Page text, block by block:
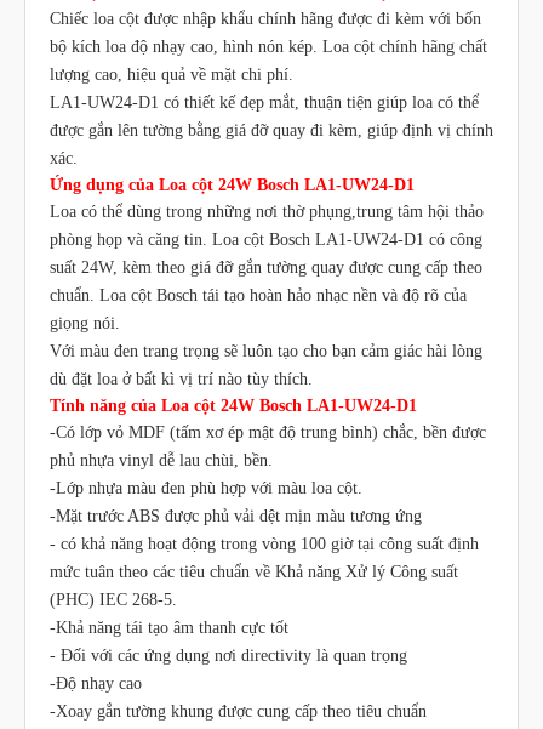
Chiếc loa cột được nhập khẩu chính hãng được đi kèm với bốn
bộ kích loa độ nhạy cao, hình nón kép. Loa cột chính hãng chất
lượng cao, hiệu quả về mặt chi phí.
LA1-UW24-D1 có thiết kế đẹp mắt, thuận tiện giúp loa có thể
được gắn lên tường bằng giá đỡ quay đi kèm, giúp định vị chính
xác.
Ứng dụng của Loa cột 24W Bosch LA1-UW24-D1
Loa có thể dùng trong những nơi thờ phụng,trung tâm hội thảo
phòng họp và căng tin. Loa cột Bosch LA1-UW24-D1 có công
suất 24W, kèm theo giá đỡ gắn tường quay được cung cấp theo
chuẩn. Loa cột Bosch tái tạo hoàn hảo nhạc nền và độ rõ của
giọng nói.
Với màu đen trang trọng sẽ luôn tạo cho bạn cảm giác hài lòng
dù đặt loa ở bất kì vị trí nào tùy thích.
Tính năng của Loa cột 24W Bosch LA1-UW24-D1
-Có lớp vỏ MDF (tấm xơ ép mật độ trung bình) chắc, bền được
phủ nhựa vinyl dễ lau chùi, bền.
-Lớp nhựa màu đen phù hợp với màu loa cột.
-Mặt trước ABS được phủ vải dệt mịn màu tương ứng
- có khả năng hoạt động trong vòng 100 giờ tại công suất định
mức tuân theo các tiêu chuẩn về Khả năng Xử lý Công suất
(PHC) IEC 268‑5.
-Khả năng tái tạo âm thanh cực tốt
- Đối với các ứng dụng nơi directivity là quan trọng
-Độ nhạy cao
-Xoay gắn tường khung được cung cấp theo tiêu chuẩn